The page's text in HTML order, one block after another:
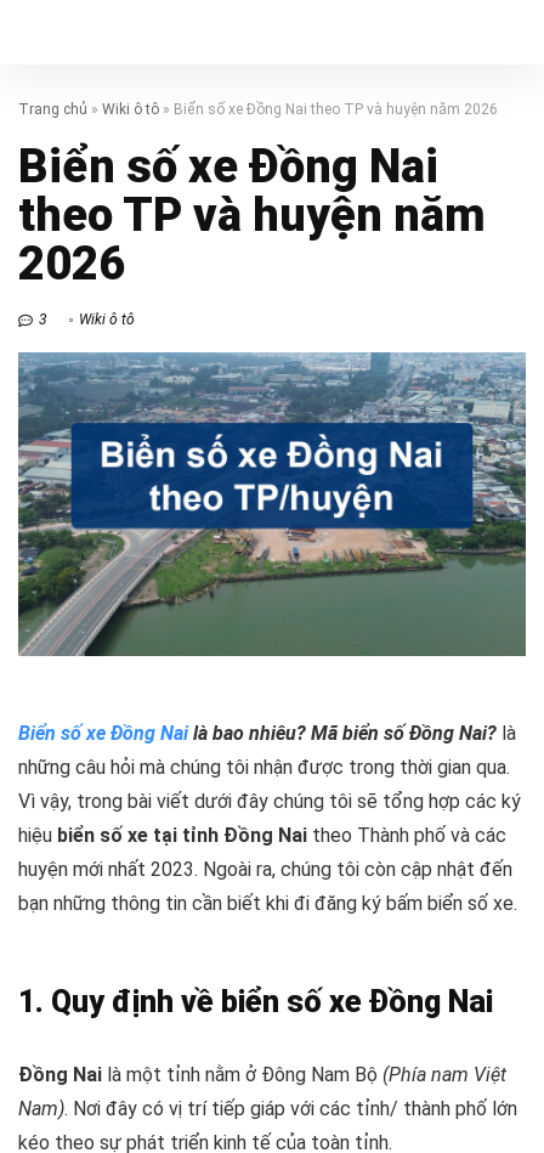
Trang chủ » Wiki ô tô » Biển số xe Đồng Nai theo TP và huyện năm 2026
Biển số xe Đồng Nai
theo TP và huyện năm
2026
3 Wiki ô tô
Biển số xe Đồng Nailà bao nhiêu? Mã biển số Đồng Nai? là
những câu hỏi mà chúng tôi nhận được trong thời gian qua.
Vì vậy, trong bài viết dưới đây chúng tôi sẽ tổng hợp các ký
hiệu biển số xe tại tỉnh Đồng Nai theo Thành phố và các
huyện mới nhất 2023. Ngoài ra, chúng tôi còn cập nhật đến
bạn những thông tin cần biết khi đi đăng ký bấm biển số xe.
1. Quy định về biển số xe Đồng Nai
Đồng Nai là một tỉnh nằm ở Đông Nam Bộ (Phía nam Việt
Nam). Nơi đây có vị trí tiếp giáp với các tỉnh/ thành phố lớn
kéo theo sự phát triển kinh tế của toàn tỉnh.